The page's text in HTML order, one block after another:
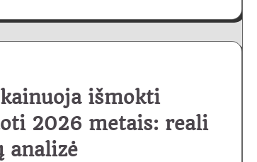
išmokti
2026 metais: reali
analizė